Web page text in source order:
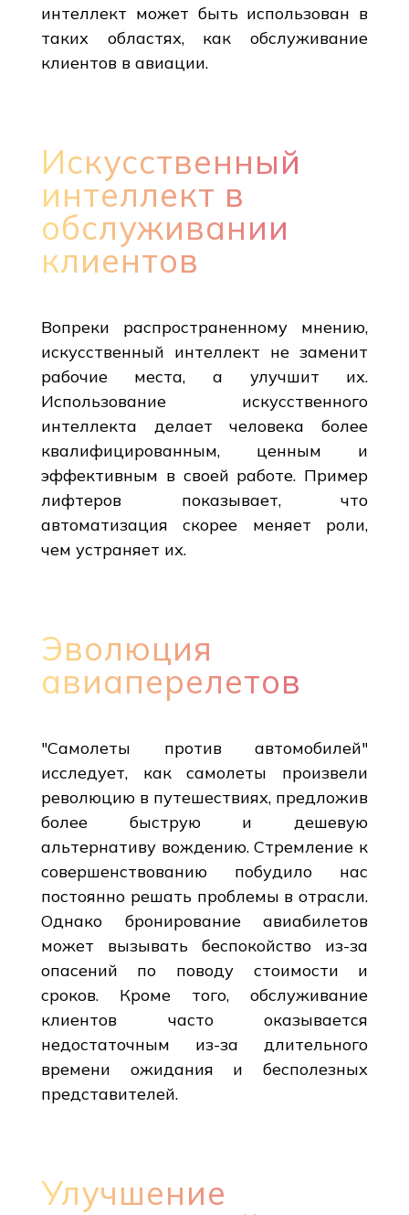
интеллект может быть использован в
таких областях, как обслуживание
клиентов в авиации.
Искусственный
интеллект в
обслуживании
клиентов
Вопреки распространенному мнению,
искусственный интеллект не заменит
рабочие места, а улучшит их.
Использование искусственного
интеллекта делает человека более
квалифицированным, ценным и
эффективным в своей работе. Пример
лифтеров показывает, что
автоматизация скорее меняет роли,
чем устраняет их.
Эволюция
авиаперелетов
"Самолеты против автомобилей"
исследует, как самолеты произвели
революцию в путешествиях, предложив
более быструю и дешевую
альтернативу вождению. Стремление к
совершенствованию побудило нас
постоянно решать проблемы в отрасли.
Однако бронирование авиабилетов
может вызывать беспокойство из-за
опасений по поводу стоимости и
сроков. Кроме того, обслуживание
клиентов часто оказывается
недостаточным из-за длительного
времени ожидания и бесполезных
представителей.
Улучшение